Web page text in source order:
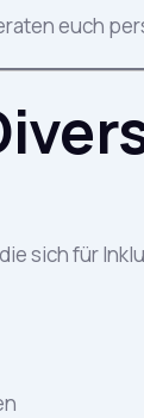
euch
sich für